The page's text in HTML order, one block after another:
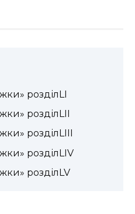
розділLI
розділLII
розділLIII
розділLIV
розділLV